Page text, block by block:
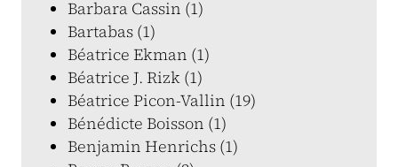
Barbara Cassin (1)
Bartabas (1)
Béatrice Ekman (1)
Béatrice J. Rizk (1)
Béatrice Picon-Vallin (19)
Bénédicte Boisson (1)
Benjamin Henrichs (1)